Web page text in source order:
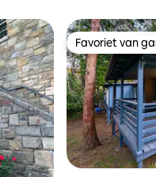
Favoriet van
Favoriet van